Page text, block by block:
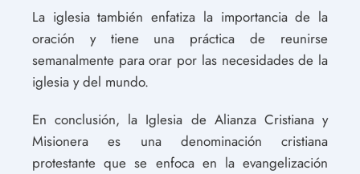
La iglesia también enfatiza la importancia de la
oración y tiene una práctica de reunirse
semanalmente para orar por las necesidades de la
iglesia y del mundo.
En conclusión, la Iglesia de Alianza Cristiana y
Misionera es una denominación cristiana
protestante que se enfoca en la evangelización